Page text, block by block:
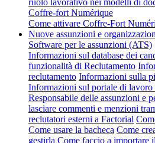
Coffre-fort Numérique
Come attivare Coffre-Fort
Nuove assunzioni e
Software per le assunzioni (ATS)
Informazioni sul database dei
funzionalità di Reclutamento
reclutamento Informazioni sulla
Informazioni sul portale di lavoro
Responsabile delle assunzioni e
lasciare commenti e menzioni
reclutatori esterni a Factorial
Come usare la bacheca Come
gestirla Come faccio a importare